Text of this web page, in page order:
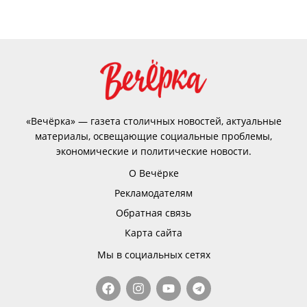
«Вечёрка» — газета столичных новостей, актуальные
материалы, освещающие социальные проблемы,
экономические и политические новости.
О Вечёрке
Рекламодателям
Обратная связь
Карта сайта
Мы в социальных сетях